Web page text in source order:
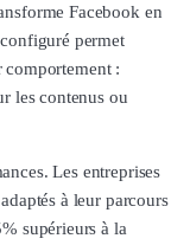
Facebook en
permet
:
les contenus ou
Les entreprises
à leur parcours
supérieurs à la